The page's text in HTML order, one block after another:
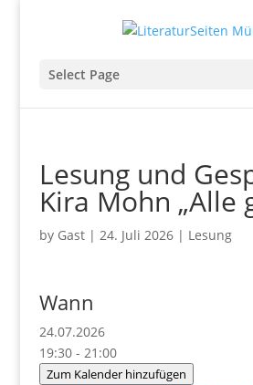
Select Page
Lesung und
Kira Mohn „Alle
by Gast| 24. Juli 2026| Lesung
Wann
24.07.2026
19:30 - 21:00
Zum Kalender hinzufügen